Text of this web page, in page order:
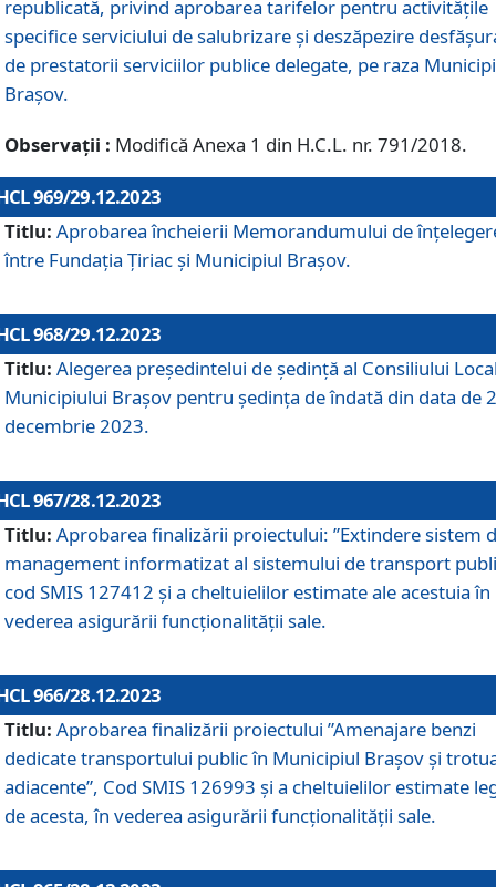
republicată, privind aprobarea tarifelor pentru activitățile
specifice serviciului de salubrizare și deszăpezire
de prestatorii serviciilor publice delegate, pe raza
Brașov.
Observații : Modifică Anexa 1 din H.C.L. nr. 791/2018.
969/29.12.2023
Titlu: Aprobarea încheierii Memorandumului de
între Fundația Țiriac și Municipiul Brașov.
968/29.12.2023
Titlu: Alegerea preşedintelui de şedinţă al Consiliului
Municipiului Braşov pentru ședința de îndată din data de
decembrie 2023.
967/28.12.2023
Titlu: Aprobarea finalizării proiectului: ”Extindere sistem
management informatizat al sistemului de transport
cod SMIS 127412 și a cheltuielilor estimate ale acestuia în
vederea asigurării funcționalității sale.
966/28.12.2023
Titlu: Aprobarea finalizării proiectului ”Amenajare benzi
dedicate transportului public în Municipiul Brașov şi
adiacente”, Cod SMIS 126993 și a cheltuielilor estimate
de acesta, în vederea asigurării funcționalității sale.